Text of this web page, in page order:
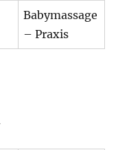
Babymassage
– Praxis